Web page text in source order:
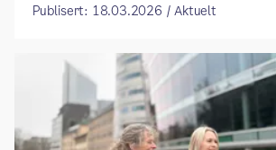
Publisert: 18.03.2026 / Aktuelt